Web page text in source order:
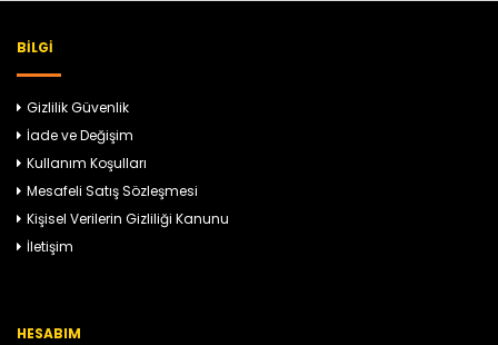
BILGI
Gizlilik Güvenlik
İade ve Değişim
Kullanım Koşulları
Mesafeli Satış Sözleşmesi
Kişisel Verilerin Gizliliği Kanunu
İletişim
HESABIM